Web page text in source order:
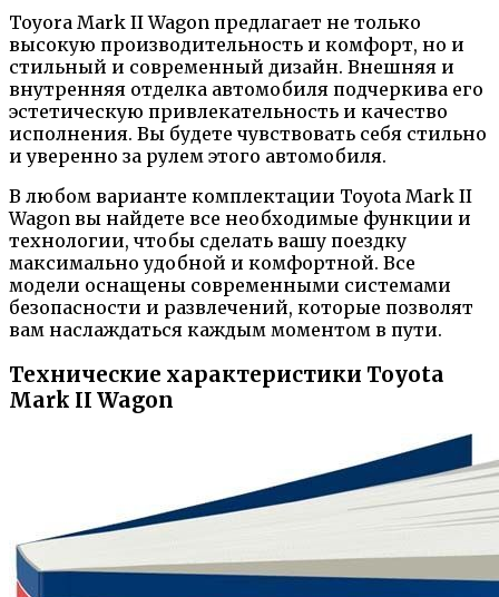
Toyora Mark II Wagon предлагает не только
высокую производительность и комфорт, но и
стильный и современный дизайн. Внешняя и
внутренняя отделка автомобиля подчеркива его
эстетическую привлекательность и качество
исполнения. Вы будете чувствовать себя стильно
и уверенно за рулем этого автомобиля.
В любом варианте комплектации Toyota Mark II
Wagon вы найдете все необходимые функции и
технологии, чтобы сделать вашу поездку
максимально удобной и комфортной. Все
модели оснащены современными системами
безопасности и развлечений, которые позволят
вам наслаждаться каждым моментом в пути.
Технические характеристики Toyota
Mark II Wagon